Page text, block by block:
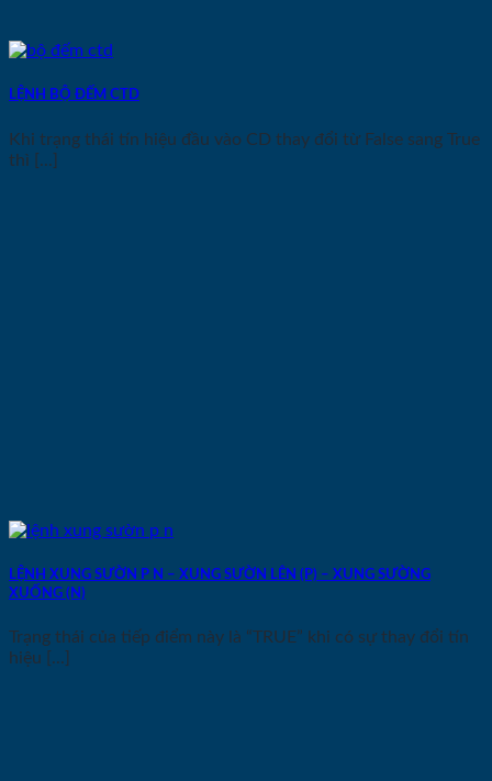
LỆNH BỘ ĐẾM CTD
Khi trạng thái tín hiệu đầu vào CD thay đổi từ False sang True
thì [...]
LỆNH XUNG SƯỜN P N – XUNG SƯỜN LÊN (P) – XUNG SƯỜNG
XUỐNG (N)
Trạng thái của tiếp điểm này là “TRUE” khi có sự thay đổi tín
hiệu [...]